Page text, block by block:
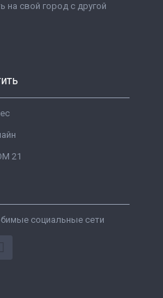
на свой город с другой
21
социальные сети